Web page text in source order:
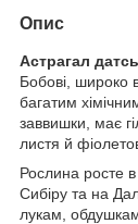
Опис
Астрагал
Бобові, широко
багатим
заввишки, має
листя й
Рослина росте в
Сибіру та на
лукам,